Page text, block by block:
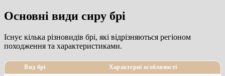
Основні види сиру брі
Існує кілька різновидів брі, які відрізняються регіоном
походження та характеристиками.
Вид брі Характерні особливості